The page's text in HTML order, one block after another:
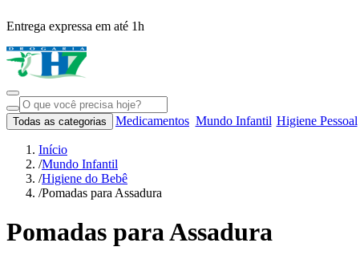
Entrega expressa em até 1h
Todas as categorias Medicamentos Mundo Infantil Higiene Pessoal
Início
/Mundo Infantil
/Higiene do Bebê
/Pomadas para Assadura
Pomadas para Assadura